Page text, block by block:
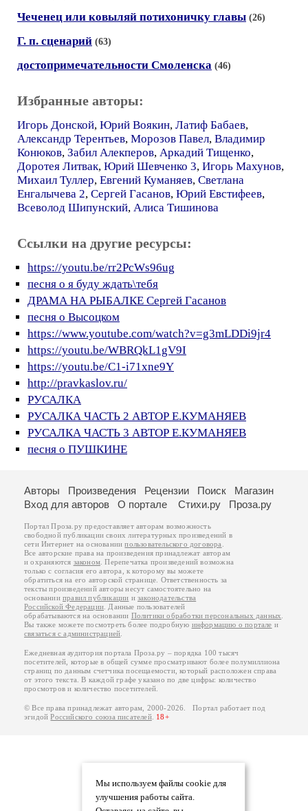
Чеченец или ковыляй потихоничку главы (26)
Г. п. сценарий (63)
достопримечательности Смоленска (46)
Избранные авторы:
Игорь Донской, Юрий Воякин, Латиф Бабаев,
Александр Терентьев, Морозов Павел, Владимир
Конюков, Забил Алекперов, Аркадий Тищенко,
Доротея Литвак, Юрий Шевченко 3, Игорь Махунов,
Михаил Туллер, Евгений Куманяев, Светлана
Енгалычева 2, Сергей Гасанов, Юрий Евстифеев,
Всеволод Шипунский, Алиса Тишинова
Ссылки на другие ресурсы:
https://youtu.be/rr2PcWs96ug
песня о я буду ждать\тебя
ДРАМА НА РЫБАЛКЕ Сергей Гасанов
песня о Высоцком
https://www.youtube.com/watch?v=g3mLDDi9jr4
https://youtu.be/WBRQkL1gV9I
https://youtu.be/C1-i71xne9Y
http://pravkaslov.ru/
РУСАЛКА
РУСАЛКА ЧАСТЬ 2 АВТОР Е.КУМАНЯЕВ
РУСАЛКА ЧАСТЬ 3 АВТОР Е.КУМАНЯЕВ
песня о ПУШКИНЕ
Мы используем файлы cookie для
улучшения работы сайта.
Авторы Произведения Рецензии Поиск
Магазин
Вход для авторов
О портале Стихи.ру Проза.ру
Портал Проза.ру предоставляет авторам возможность
свободной публикации своих литературных произведений в
сети Интернет на основаниипользовательского договора
Все авторские права на произведения принадлежат авторам
и охраняются законом . Перепечатка произведений возможна
только с согласия его автора, к которому вы можете
обратиться на его авторской странице. Ответственность за
тексты произведений авторы несут самостоятельно на
основанииправил публикации изаконодательства
Российской Федерации . Данные пользователей
обрабатываются на основании Политики обработки персональных данных
Вы также можете посмотреть более подробную информацию о портале и
связаться с администрацией
Ежедневная аудитория портала Проза.ру – порядка 100 тысяч
посетителей, которые в общей сумме просматривают более полумиллиона
страниц по данным счетчика посещаемости, который расположен справа
от этого текста. В каждой графе указано по две цифры: количество
просмотров и количество посетителей.
© Все права принадлежат авторам, 2000-2026. Портал работает под
эгидойРоссийского союза писателей. 18+